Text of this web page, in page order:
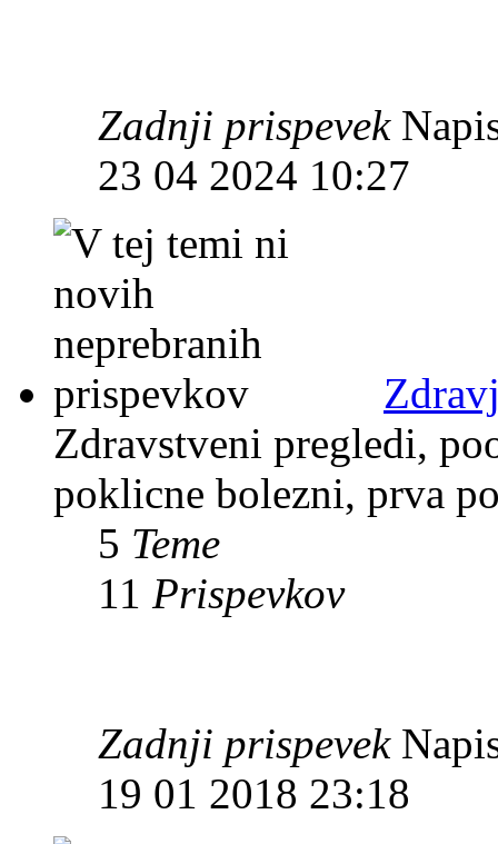
Zadnji prispevek
23 04 2024 10:27
Zdravstveni pregledi,
poklicne bolezni, prva
5 Teme
11 Prispevkov
Zadnji prispevek
19 01 2018 23:18